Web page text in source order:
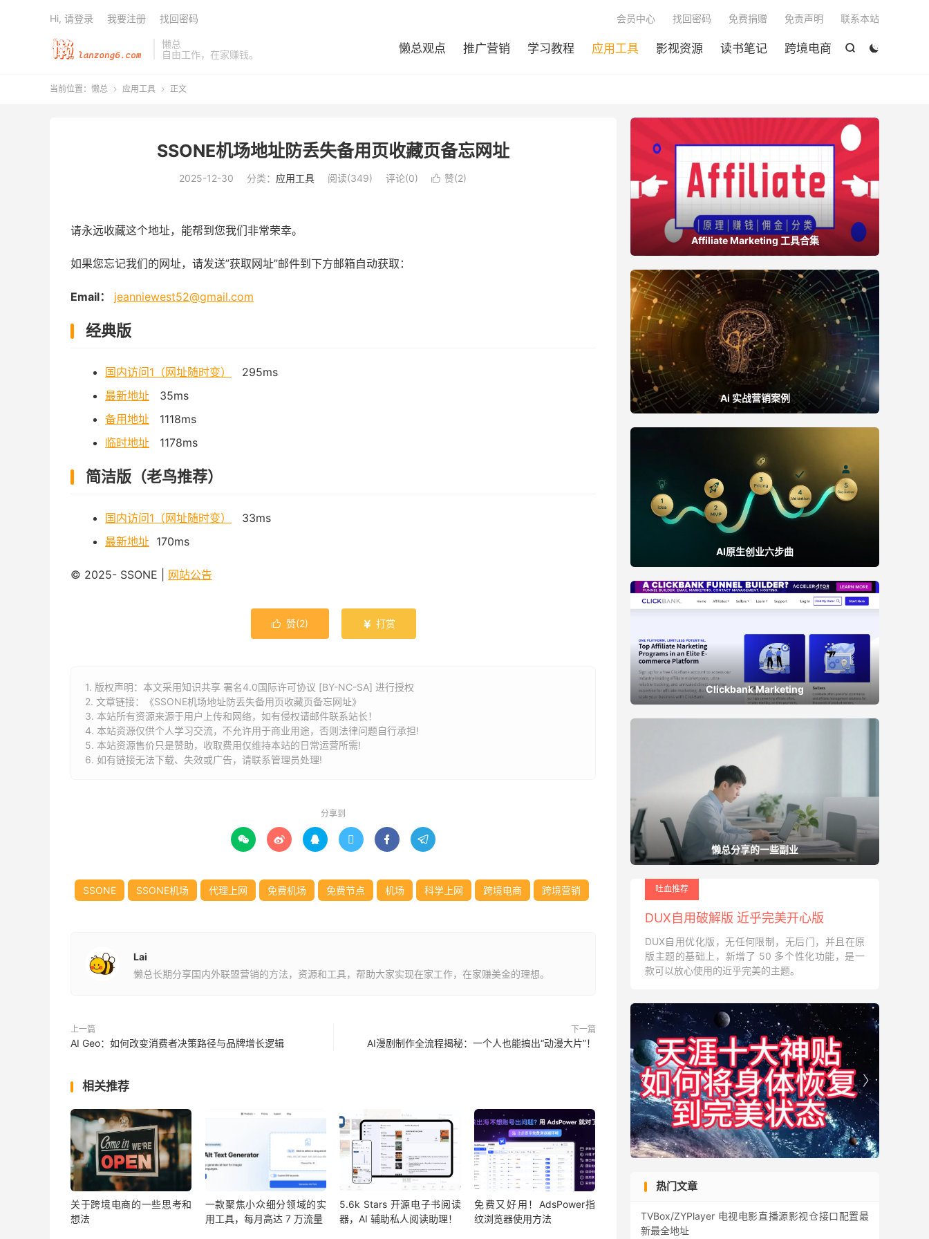
懒总
自由工作，在家赚钱。


懒总观点 推广营销 学习教程 应用工具 影视资源 读书笔记 跨境电商
会员中心 找回密码 免费捐赠 免责声明 联系本站
Hi, 请登录 我要注册 找回密码
当前位置： 懒总  应用工具  正文
SSONE机场地址防丢失备用页收藏页备忘网址
2025-12-30 分类： 应用工具 阅读(349) 评论(0)  赞(2)
请永远收藏这个地址，能帮到您我们非常荣幸。
如果您忘记我们的网址，请发送”获取网址”邮件到下方邮箱自动获取：
Email： jeanniewest52@gmail.com
经典版
国内访问1（网址随时变）
295ms
最新地址
35ms
备用地址
1118ms
临时地址
1178ms
简洁版（老鸟推荐）
国内访问1（网址随时变）
33ms
最新地址 170ms
© 2025- SSONE | 网站公告
 赞(2)  打赏
1. 版权声明：本文采用知识共享 署名4.0国际许可协议 [BY-NC-SA] 进行授权
2. 文章链接：
《SSONE机场地址防丢失备用页收藏页备忘网址》
3. 本站所有资源来源于用户上传和网络，如有侵权请邮件联系站长！
4. 本站资源仅供个人学习交流，不允许用于商业用途，否则法律问题自行承担!
5. 本站资源售价只是赞助，收取费用仅维持本站的日常运营所需!
6. 如有链接无法下载、失效或广告，请联系管理员处理!
分享到
     
SSONE SSONE机场 代理上网 免费机场 免费节点 机场 科学上网 跨境电商 跨境营销
Lai
懒总长期分享国内外联盟营销的方法，资源和工具，帮助大家实现在家工作，在家赚美金的理想。
上一篇
AI Geo：如何改变消费者决策路径与品牌增长逻辑
下一篇
AI漫剧制作全流程揭秘：一个人也能搞出“动漫大片”！
相关推荐
关于跨境电商的一些思考和
想法
一款聚焦小众细分领域的实
用工具，每月高达 7 万流量
5.6k Stars 开源电子书阅读
器，AI 辅助私人阅读助理！
免费又好用！AdsPower指
纹浏览器使用方法
Affiliate Marketing 工具合集
Ai 实战营销案例
AI原生创业六步曲
Clickbank Marketing
懒总分享的一些副业
吐血推荐
DUX自用破解版 近乎完美开心版
DUX自用优化版，无任何限制，无后门，并且在原
版主题的基础上，新增了 50 多个性化功能，是一
款可以放心使用的近乎完美的主题。


热门文章
TVBox/ZYPlayer 电视电影直播源影视仓接口配置最
新最全地址